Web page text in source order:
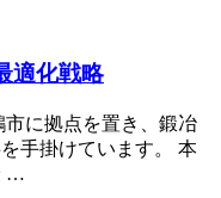
適化戦略
に拠点を置き、鍛冶
手掛けています。 本
…